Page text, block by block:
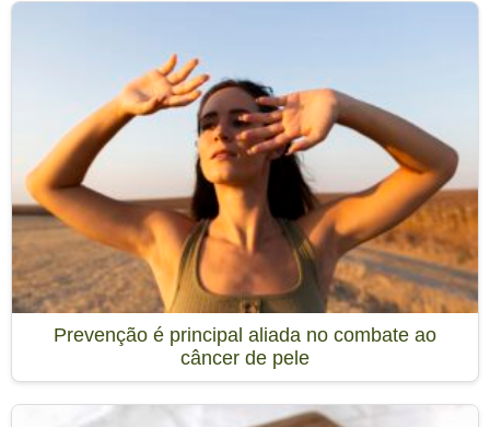
Prevenção é principal aliada no combate ao
câncer de pele